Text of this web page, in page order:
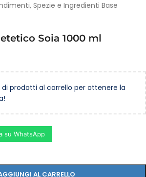
Spezie e Ingredienti Base
Soia 1000 ml
di prodotti al carrello per ottenere la
AL CARRELLO
su WhatsApp